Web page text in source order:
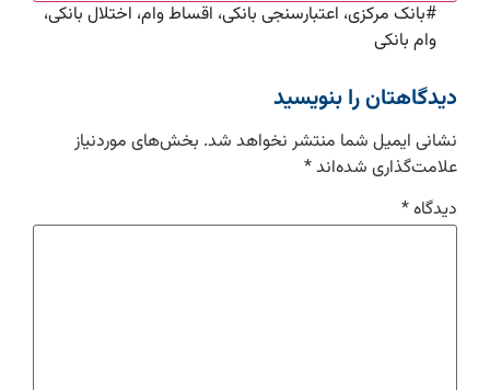
#بانک مرکزی، اعتبارسنجی بانکی، اقساط وام، اختلال بانکی،
وام بانکی
دیدگاهتان را بنویسید
نشانی ایمیل شما منتشر نخواهد شد. بخش‌های موردنیاز
علامت‌گذاری شده‌اند*
دیدگاه*